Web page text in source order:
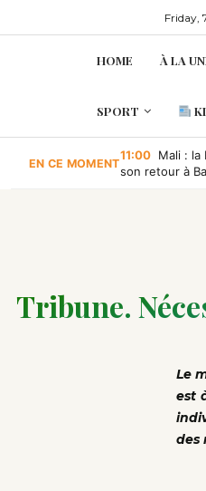
Friday,
HOME À LA
SPORT
EN CE MOMENT
11:00 Mali : la
son retour à
Tribune.
Le
est
des